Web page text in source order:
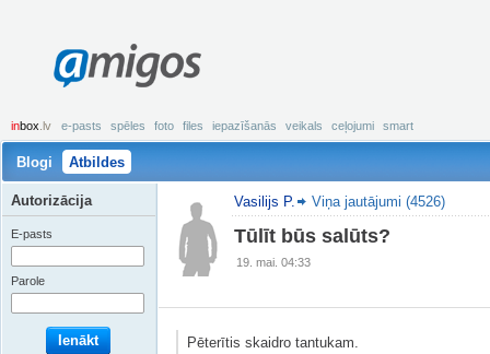
amigos
inbox .lv e-pasts spēles foto files iepazīšanās veikals ceļojumi smart
Blogi Atbildes
Vasilijs P. Viņa jautājumi (4526)
Tūlīt būs salūts?
19. mai. 04:33
Pēterītis skaidro tantukam.
Autorizācija
E-pasts
Parole
Ienākt